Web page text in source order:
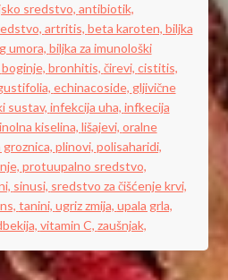
sredstvo, antibiotik,
artritis, beta karoten, biljka
umora, biljka za imunološki
boginje, bronhitis, čirevi, cistitis,
echinacoside, gljivične
sustav, infekcija uha, infkecija
kiselina, lišajevi, oralne
plinovi, polisaharidi,
protuupalno sredstvo,
sinusi, sredstvo za čišćenje krvi,
tanini, ugriz zmija, upala grla,
vitamin C, zaušnjak,